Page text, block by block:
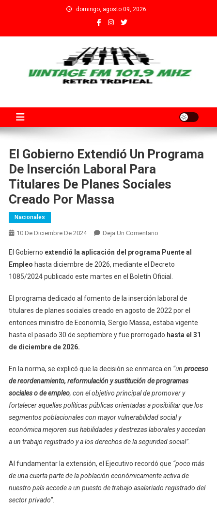
domingo, agosto 09, 2026
El Gobierno Extendió Un Programa
De Inserción Laboral Para
Titulares De Planes Sociales
Creado Por Massa
Nacionales
10 De Diciembre De 2024 Deja Un ComentarioEn
Gobierno
Extendió
Un
De
Inserción
Laboral
Para
Planes
Sociales
El Gobierno extendió la aplicación del programa Puente al
Empleo hasta diciembre de 2026, mediante el Decreto
1085/2024 publicado este martes en el Boletín Oficial.
El programa dedicado al fomento de la inserción laboral de
titulares de planes sociales creado en agosto de 2022 por el
entonces ministro de Economía, Sergio Massa, estaba vigente
hasta el pasado 30 de septiembre y fue prorrogado hasta el 31
de diciembre de 2026.
En la norma, se explicó que la decisión se enmarca en “un proceso
de reordenamiento, reformulación y sustitución de programas
sociales o de empleo, con el objetivo principal de promover y
fortalecer aquellas políticas públicas orientadas a posibilitar que los
segmentos poblacionales con mayor vulnerabilidad social y
económica mejoren sus habilidades y destrezas laborales y accedan
a un trabajo registrado y a los derechos de la seguridad social”.
Al fundamentar la extensión, el Ejecutivo recordó que “poco más
de una cuarta parte de la población económicamente activa de
nuestro país accede a un puesto de trabajo asalariado registrado del
sector privado”.